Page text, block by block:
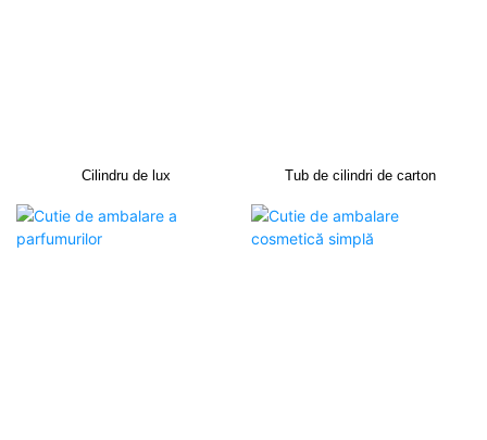
Cilindru de lux Tub de cilindri de carton